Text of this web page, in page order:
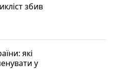
збив
які
у